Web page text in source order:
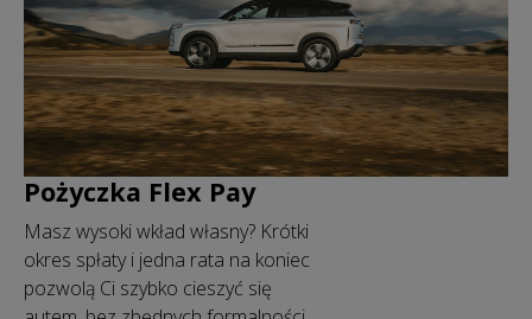
Pożyczka Flex Pay
Masz wysoki wkład własny? Krótki
okres spłaty i jedna rata na koniec
pozwolą Ci szybko cieszyć się